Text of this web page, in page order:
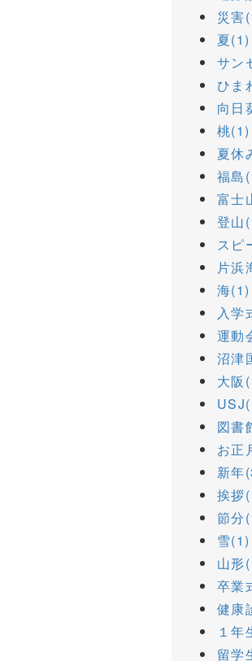
災害
夏(1)
サン
ひま
向日
桃(1)
夏休
福島
富士
登山
スピ
片浜
海(1)
入学
運動
沼津
大阪
図書
お正
新年
挨拶
節分
雪(1)
山形
卒業
健康
１年
留学